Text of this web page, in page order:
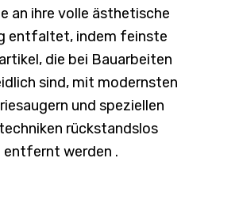
an ihre volle ästhetische
entfaltet, indem feinste
die bei Bauarbeiten
sind, mit modernsten
und speziellen
rückstandslos
entfernt werden .